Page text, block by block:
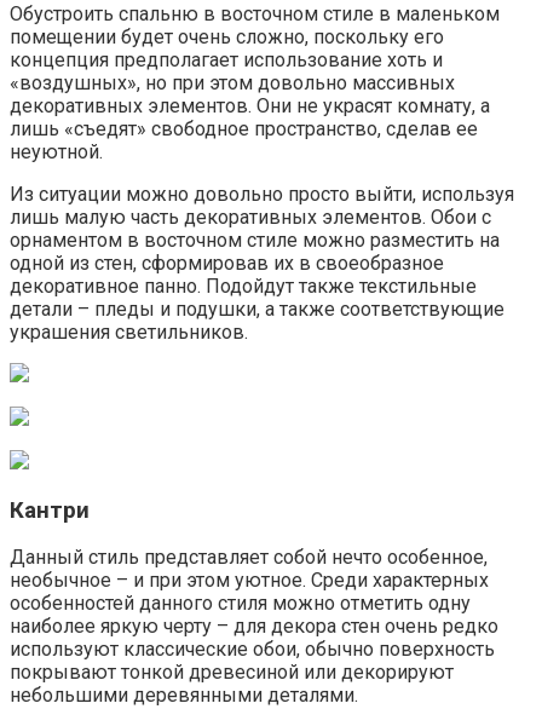
Обустроить спальню в восточном стиле в маленьком
помещении будет очень сложно, поскольку его
концепция предполагает использование хоть и
«воздушных», но при этом довольно массивных
декоративных элементов. Они не украсят комнату, а
лишь «съедят» свободное пространство, сделав ее
неуютной.
Из ситуации можно довольно просто выйти, используя
лишь малую часть декоративных элементов. Обои с
орнаментом в восточном стиле можно разместить на
одной из стен, сформировав их в своеобразное
декоративное панно. Подойдут также текстильные
детали – пледы и подушки, а также соответствующие
украшения светильников.
Кантри
Данный стиль представляет собой нечто особенное,
необычное – и при этом уютное. Среди характерных
особенностей данного стиля можно отметить одну
наиболее яркую черту – для декора стен очень редко
используют классические обои, обычно поверхность
покрывают тонкой древесиной или декорируют
небольшими деревянными деталями.